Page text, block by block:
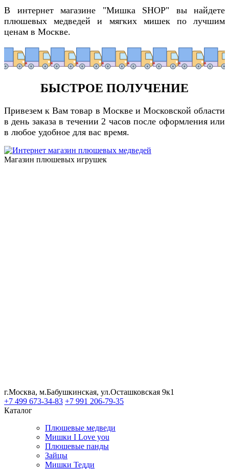
В интернет магазине "Мишка SHOP" вы найдете
плюшевых медведей и мягких мишек по лучшим
ценам в Москве.
БЫСТРОЕ ПОЛУЧЕНИЕ
Привезем к Вам товар в Москве и Московской области
в день заказа в течении 2 часов после оформления или
в любое удобное для вас время.
Магазин плюшевых игрушек
г.Москва, м.Бабушкинская, ул.Осташковская 9к1
+7 499 673-34-83 +7 991 206-79-35
Каталог
Плюшевые медведи
Мишки I Love you
Плюшевые панды
Зайцы
Мишки Тедди